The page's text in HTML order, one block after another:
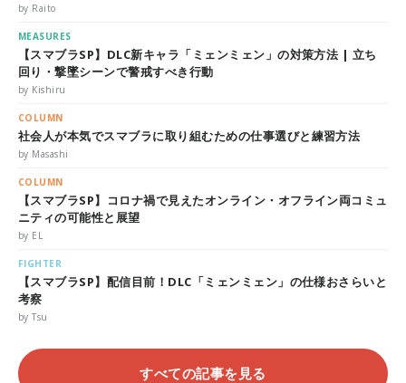
by Raito
MEASURES
【スマブラSP】DLC新キャラ「ミェンミェン」の対策方法 | 立ち
回り・撃墜シーンで警戒すべき行動
by Kishiru
COLUMN
社会人が本気でスマブラに取り組むための仕事選びと練習方法
by Masashi
COLUMN
【スマブラSP】コロナ禍で見えたオンライン・オフライン両コミュ
ニティの可能性と展望
by EL
FIGHTER
【スマブラSP】配信目前！DLC「ミェンミェン」の仕様おさらいと
考察
by Tsu
すべての記事を見る